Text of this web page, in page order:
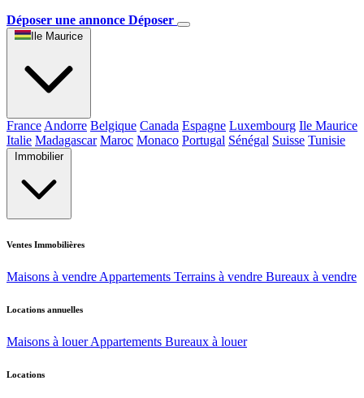
Déposer une annonce Déposer
Ile Maurice
France Andorre Belgique Canada Espagne Luxembourg Ile Maurice
Italie Madagascar Maroc Monaco Portugal Sénégal Suisse Tunisie
Immobilier
Ventes Immobilières
Maisons à vendre Appartements Terrains à vendre Bureaux à vendre
Locations annuelles
Maisons à louer Appartements Bureaux à louer
Locations